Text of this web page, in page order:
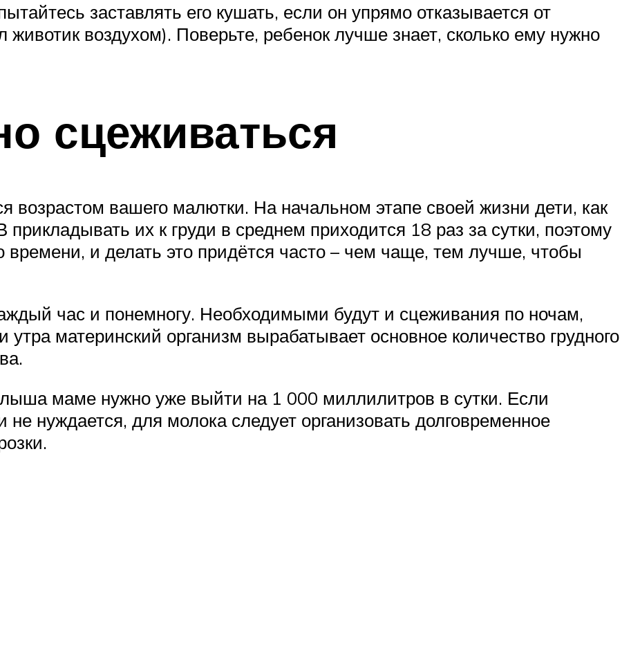
заставлять его кушать, если он упрямо отказывается от
животик воздухом). Поверьте, ребенок лучше знает, сколько ему нужно
сцеживаться
возрастом вашего малютки. На начальном этапе своей жизни дети, как
их к груди в среднем приходится 18 раз за сутки, поэтому
времени, и делать это придётся часто – чем чаще, тем лучше, чтобы
час и понемногу. Необходимыми будут и сцеживания по ночам,
материнский организм вырабатывает основное количество грудного
маме нужно уже выйти на 1 000 миллилитров в сутки. Если
нуждается, для молока следует организовать долговременное